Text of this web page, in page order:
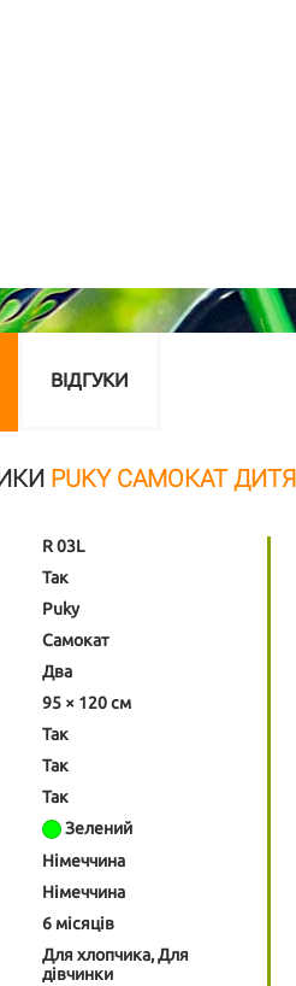
ВІДГУКИ
PUKY САМОКАТ
R 03L
Так
Puky
Самокат
Два
95 × 120 см
Так
Так
Так
Зелений
Німеччина
Німеччина
6 місяців
Для хлопчика, Для
дівчинки